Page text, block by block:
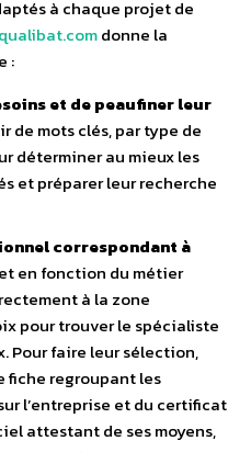
à chaque projet de
donne la
:
et de peaufiner leur
de mots clés, par type de
déterminer au mieux les
et préparer leur recherche
correspondant à
et en fonction du métier
à la zone
pour trouver le spécialiste
Pour faire leur sélection,
fiche regroupant les
l’entreprise et du certificat
attestant de ses moyens,